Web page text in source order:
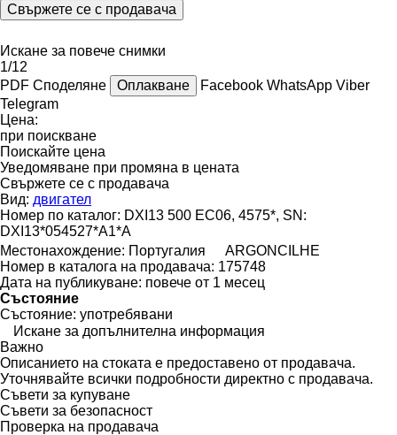
Свържете се с продавача
Искане за повече снимки
1/12
PDF Споделяне Оплакване Facebook WhatsApp Viber
Telegram
Цена:
при поискване
Поискайте цена
Уведомяване при промяна в цената
Свържете се с продавача
Вид: двигател
Номер по каталог: DXI13 500 EC06, 4575*, SN:
DXI13*054527*A1*A
Местонахождение: Португалия
ARGONCILHE
Номер в каталога на продавача: 175748
Дата на публикуване: повече от 1 месец
Състояние
Състояние: употребявани
Искане за допълнителна информация
Важно
Описанието на стоката е предоставено от продавача.
Уточнявайте всички подробности директно с продавача.
Съвети за купуване
Съвети за безопасност
Проверка на продавача